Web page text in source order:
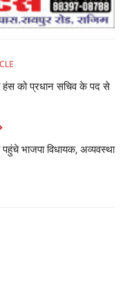
को प्रधान सचिव के पद से
भाजपा विधायक, अव्यवस्था